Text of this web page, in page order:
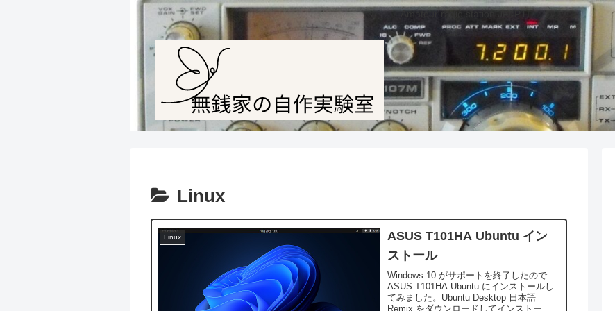
Amateur radio station JF1PTL
Linux
Linux
ASUS T101HA Ubuntu イン
ストール
Windows 10 がサポートを終了したので
ASUS T101HA Ubuntu にインストールし
てみました。Ubuntu Desktop 日本語
Remix をダウンロードしてインストール